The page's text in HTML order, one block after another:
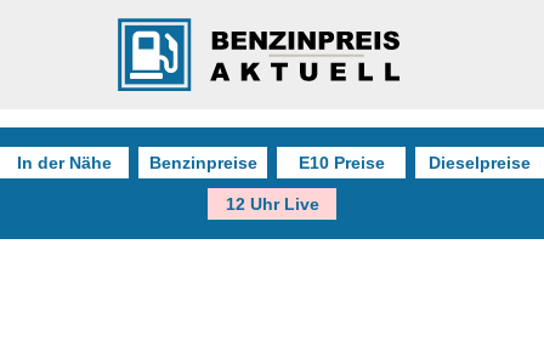
In der Nähe Benzinpreise E10 Preise Dieselpreise
12 Uhr Live